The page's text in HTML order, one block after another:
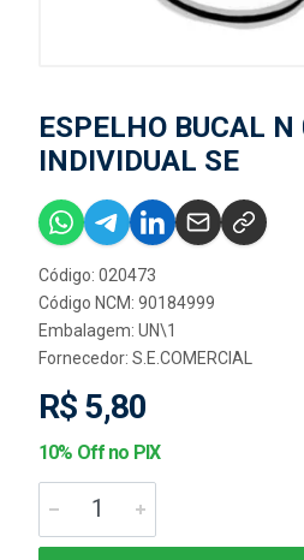
ESPELHO BUCAL N
INDIVIDUAL SE
Código: 020473
Código NCM: 90184999
Embalagem: UN\1
Fornecedor: S.E.COMERCIAL
R$ 5,80
10% Off no PIX